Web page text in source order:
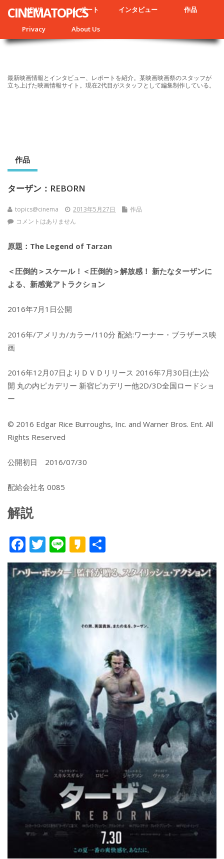
NEWS レポート インタビュー 作品
Privacy About Us
CINEMATOPICS
最新映画情報とインタビュー、レポートを紹介。某映画映画祭のスタッフが
立ち上げた映画情報サイト。現在2代目がスタッフとして編集制作している。
作品
ターザン：REBORN
topics@cinema 2013年5月27日
作品
コメントはありません
原題：The Legend of Tarzan
＜圧倒的＞スケール！＜圧倒的＞解放感！ 新たなターザンに
よる、新感覚アトラクション
2016年7月1日公開
2016年/アメリカ/カラー/110分 配給:ワーナー・ブラザース映
画
2016年12月07日よりＤＶＤリリース 2016年7月30日(土)公
開 丸の内ピカデリー 新宿ピカデリー他2D/3D全国ロードショ
ー
© 2016 Edgar Rice Burroughs, Inc. and Warner Bros. Ent. All
Rights Reserved
公開初日 2016/07/30
配給会社名 0085
解説
F
ac
e
b
o
o
k
T
w
itt
er
Li
n
e
K
a
k
有